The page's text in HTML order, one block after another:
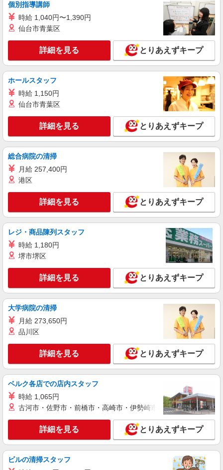
個別指導講師
時給 1,040円〜1,390円
仙台市青葉区
詳細を見る とりあえずキープ
ホールスタッフ
時給 1,150円
仙台市青葉区
詳細を見る とりあえずキープ
総合病院の清掃
月給 257,400円
港区
詳細を見る とりあえずキープ
レジ・商品陳列スタッフ
時給 1,180円
堺市堺区
詳細を見る とりあえずキープ
大学病院の清掃
月給 273,650円
品川区
詳細を見る とりあえずキープ
ベルク各店での店内スタッフ
時給 1,065円
古河市・佐野市・前橋市・高崎市・伊勢崎市・太田市・館林市
詳細を見る とりあえずキープ
ビルの清掃スタッフ